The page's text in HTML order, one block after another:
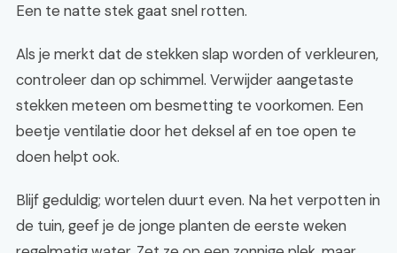
Een te natte stek gaat snel rotten.
Als je merkt dat de stekken slap worden of verkleuren,
controleer dan op schimmel. Verwijder aangetaste
stekken meteen om besmetting te voorkomen. Een
beetje ventilatie door het deksel af en toe open te
doen helpt ook.
Blijf geduldig; wortelen duurt even. Na het verpotten in
de tuin, geef je de jonge planten de eerste weken